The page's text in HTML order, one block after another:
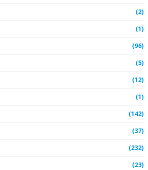
(2)
(1)
(96)
(5)
(12)
(1)
(142)
(37)
(232)
(23)